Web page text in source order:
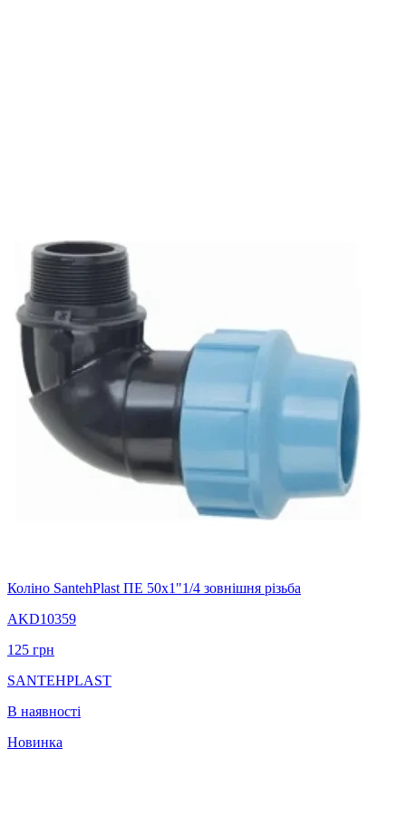
Коліно SantehPlast ПЕ 50x1"1/4 зовнішня різьба
AKD10359
125 грн
SANTEHPLAST
В наявності
Новинка